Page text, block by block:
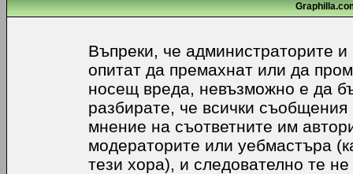
Въпреки, че администраторите
опитат да премахнат или да
носещ вреда, невъзможно е да
разбирате, че всички
мнение на съответните им
модераторите или уебмастъра
тези хора), и следователно те не